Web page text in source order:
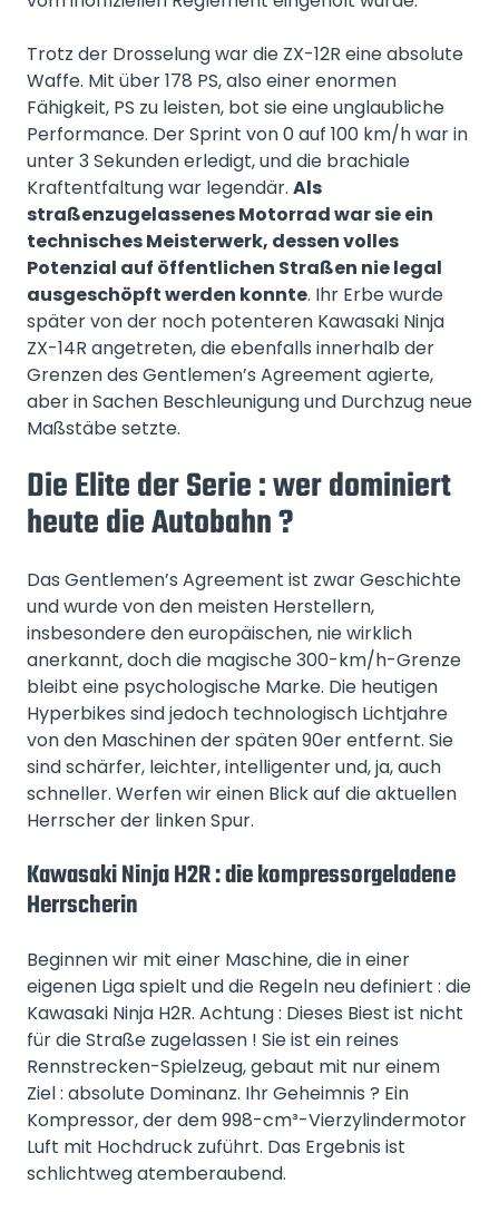
Trotz der Drosselung war die ZX-12R eine absolute
Waffe. Mit über 178 PS, also einer enormen
Fähigkeit, PS zu leisten, bot sie eine unglaubliche
Performance. Der Sprint von 0 auf 100 km/h war in
unter 3 Sekunden erledigt, und die brachiale
Kraftentfaltung war legendär. Als
straßenzugelassenes Motorrad war sie ein
technisches Meisterwerk, dessen volles
Potenzial auf öffentlichen Straßen nie legal
ausgeschöpft werden konnte. Ihr Erbe wurde
später von der noch potenteren Kawasaki Ninja
ZX-14R angetreten, die ebenfalls innerhalb der
Grenzen des Gentlemen’s Agreement agierte,
aber in Sachen Beschleunigung und Durchzug neue
Maßstäbe setzte.
Die Elite der Serie : wer dominiert
heute die Autobahn ?
Das Gentlemen’s Agreement ist zwar Geschichte
und wurde von den meisten Herstellern,
insbesondere den europäischen, nie wirklich
anerkannt, doch die magische 300-km/h-Grenze
bleibt eine psychologische Marke. Die heutigen
Hyperbikes sind jedoch technologisch Lichtjahre
von den Maschinen der späten 90er entfernt. Sie
sind schärfer, leichter, intelligenter und, ja, auch
schneller. Werfen wir einen Blick auf die aktuellen
Herrscher der linken Spur.
Kawasaki Ninja H2R : die kompressorgeladene
Herrscherin
Beginnen wir mit einer Maschine, die in einer
eigenen Liga spielt und die Regeln neu definiert : die
Kawasaki Ninja H2R. Achtung : Dieses Biest ist nicht
für die Straße zugelassen ! Sie ist ein reines
Rennstrecken-Spielzeug, gebaut mit nur einem
Ziel : absolute Dominanz. Ihr Geheimnis ? Ein
Kompressor, der dem 998-cm³-Vierzylindermotor
Luft mit Hochdruck zuführt. Das Ergebnis ist
schlichtweg atemberaubend.